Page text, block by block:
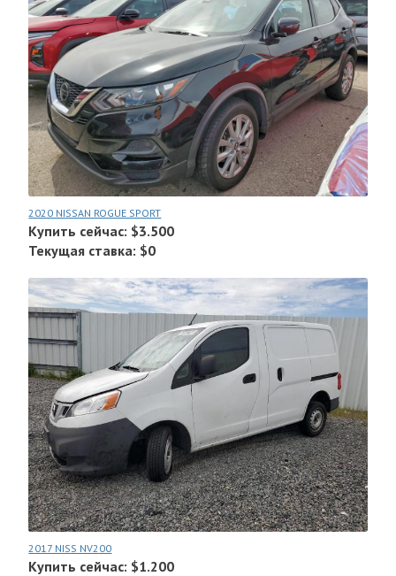
2020 NISSAN ROGUE SPORT
Купить сейчас: $3.500
Текущая ставка: $0
2017 NISS NV200
Купить сейчас: $1.200